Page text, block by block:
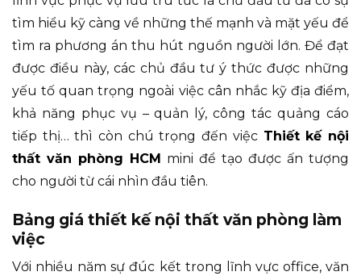
tìm hiểu kỹ càng về những thế mạnh và mặt yếu để
tìm ra phương án thu hút nguồn người lớn. Để đạt
được điều này, các chủ đầu tư ý thức được những
yếu tố quan trọng ngoài việc cân nhắc kỹ địa điểm,
khả năng phục vụ – quản lý, công tác quảng cáo
tiếp thị… thì còn chú trọng đến việc Thiết kế nội
thất văn phòng HCM mini để tạo được ấn tượng
cho người từ cái nhìn đầu tiên.
Bảng giá thiết kế nội thất văn phòng làm
việc
Với nhiều năm sự đúc kết trong lĩnh vực office, văn